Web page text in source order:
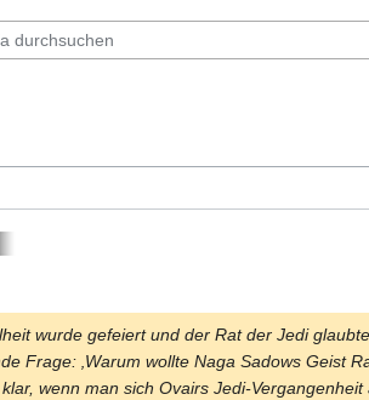
wurde gefeiert und der Rat der Jedi
Frage: ‚Warum wollte Naga Sadows Geist
wenn man sich Ovairs Jedi-